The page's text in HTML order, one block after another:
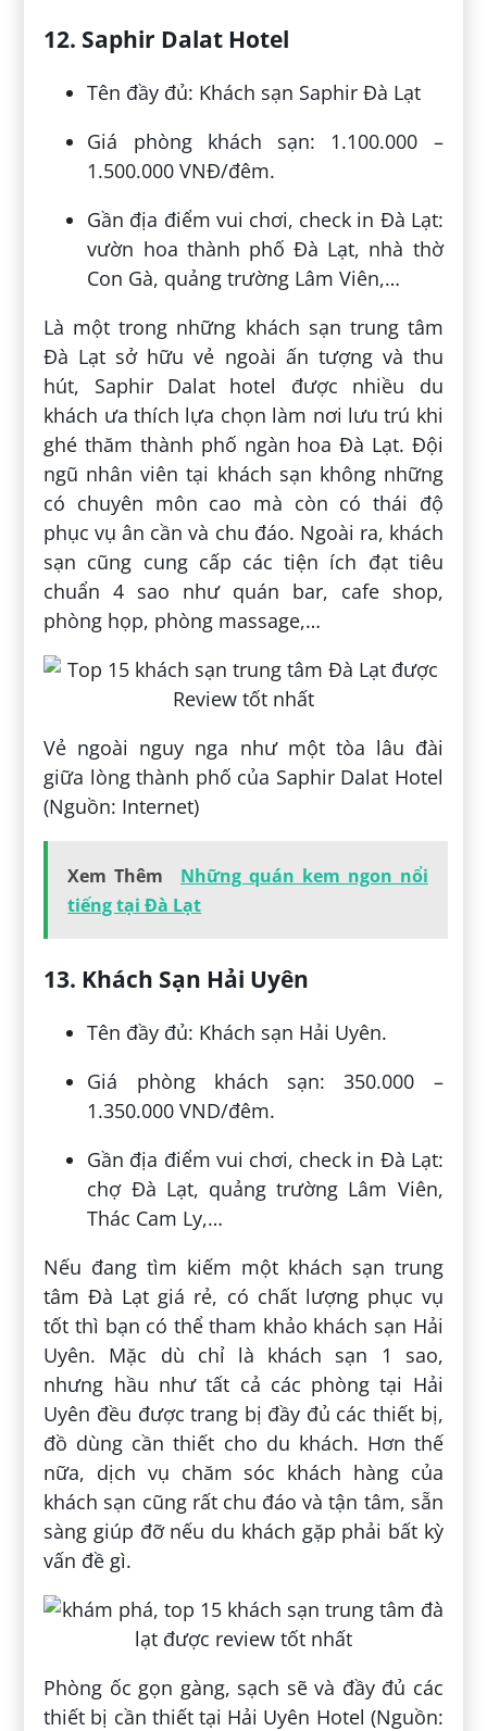
12. Saphir Dalat Hotel
Tên đầy đủ: Khách sạn Saphir Đà Lạt
Giá phòng khách sạn: 1.100.000 –
1.500.000 VNĐ/đêm.
Gần địa điểm vui chơi, check in Đà Lạt:
vườn hoa thành phố Đà Lạt, nhà thờ
Con Gà, quảng trường Lâm Viên,…
Là một trong những khách sạn trung tâm
Đà Lạt sở hữu vẻ ngoài ấn tượng và thu
hút, Saphir Dalat hotel được nhiều du
khách ưa thích lựa chọn làm nơi lưu trú khi
ghé thăm thành phố ngàn hoa Đà Lạt. Đội
ngũ nhân viên tại khách sạn không những
có chuyên môn cao mà còn có thái độ
phục vụ ân cần và chu đáo. Ngoài ra, khách
sạn cũng cung cấp các tiện ích đạt tiêu
chuẩn 4 sao như quán bar, cafe shop,
phòng họp, phòng massage,…
Vẻ ngoài nguy nga như một tòa lâu đài
giữa lòng thành phố của Saphir Dalat Hotel
(Nguồn: Internet)
Xem Thêm
Những quán kem ngon nổi
tiếng tại Đà Lạt
13. Khách Sạn Hải Uyên
Tên đầy đủ: Khách sạn Hải Uyên.
Giá phòng khách sạn: 350.000 –
1.350.000 VND/đêm.
Gần địa điểm vui chơi, check in Đà Lạt:
chợ Đà Lạt, quảng trường Lâm Viên,
Thác Cam Ly,…
Nếu đang tìm kiếm một khách sạn trung
tâm Đà Lạt giá rẻ, có chất lượng phục vụ
tốt thì bạn có thể tham khảo khách sạn Hải
Uyên. Mặc dù chỉ là khách sạn 1 sao,
nhưng hầu như tất cả các phòng tại Hải
Uyên đều được trang bị đầy đủ các thiết bị,
đồ dùng cần thiết cho du khách. Hơn thế
nữa, dịch vụ chăm sóc khách hàng của
khách sạn cũng rất chu đáo và tận tâm, sẵn
sàng giúp đỡ nếu du khách gặp phải bất kỳ
vấn đề gì.
Phòng ốc gọn gàng, sạch sẽ và đầy đủ các
thiết bị cần thiết tại Hải Uyên Hotel (Nguồn: